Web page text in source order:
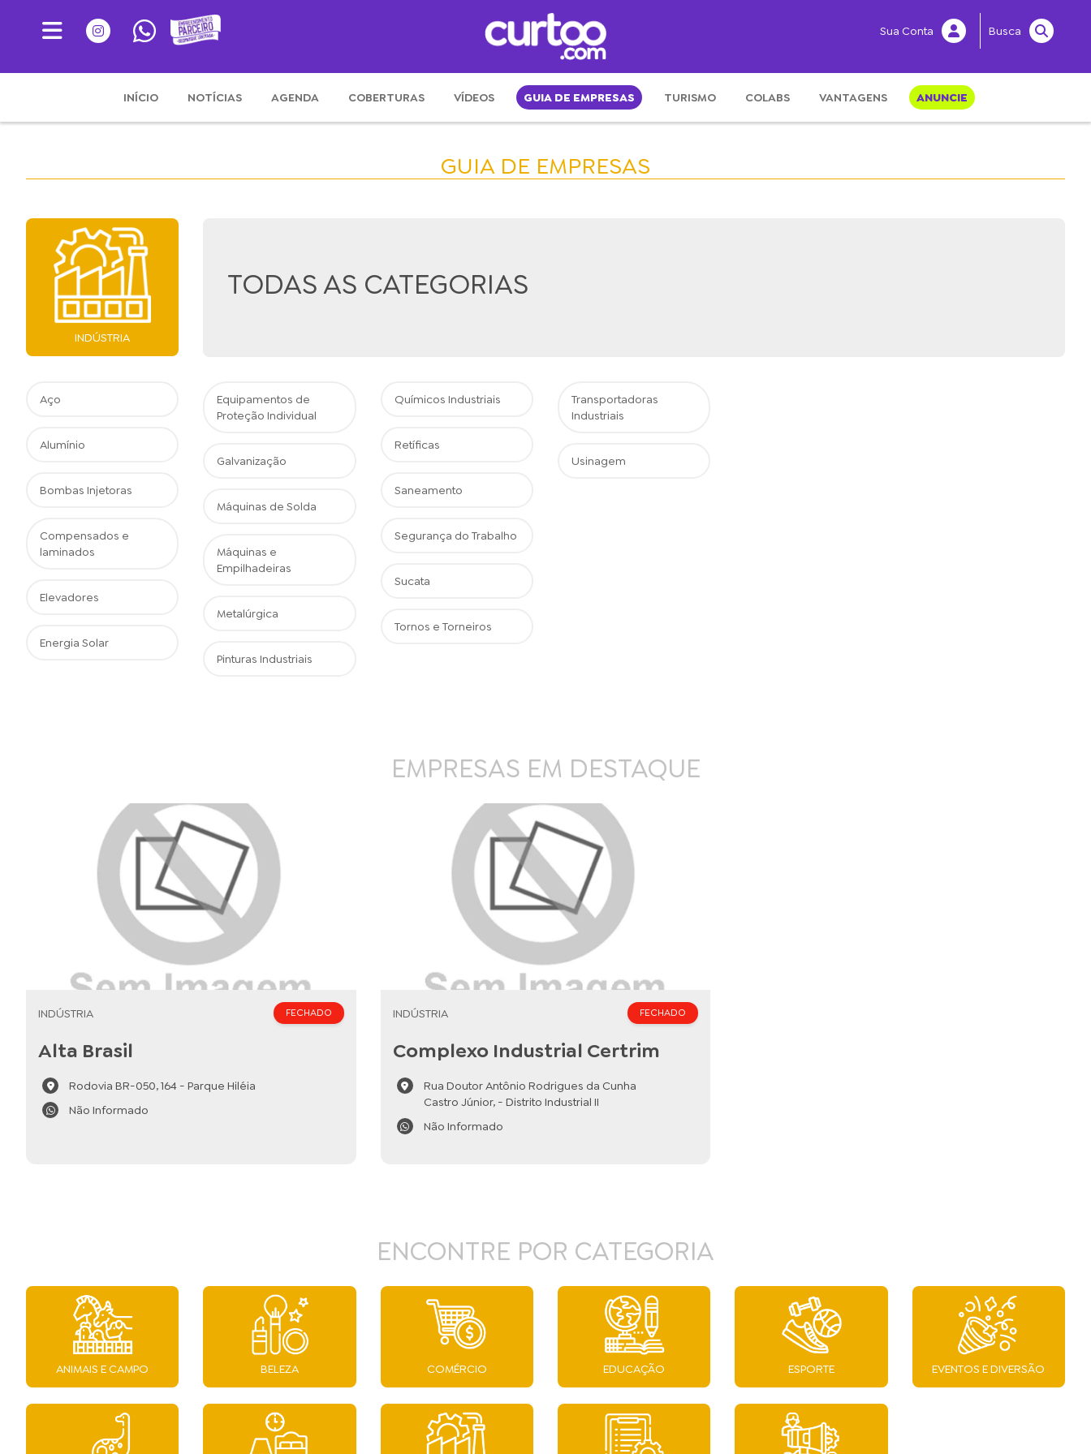
Busca
Sua Conta
INÍCIO NOTÍCIAS AGENDA COBERTURAS VÍDEOS GUIA DE EMPRESAS TURISMO COLABS VANTAGENS ANUNCIE
GUIA DE EMPRESAS
INDÚSTRIA
TODAS AS CATEGORIAS
Aço
Alumínio
Bombas Injetoras
Compensados e
laminados
Elevadores
Energia Solar
Equipamentos de
Proteção Individual
Galvanização
Máquinas de Solda
Máquinas e
Empilhadeiras
Metalúrgica
Pinturas Industriais
Químicos Industriais
Retíficas
Saneamento
Segurança do Trabalho
Sucata
Tornos e Torneiros
Transportadoras
Industriais
Usinagem
EMPRESAS EM DESTAQUE
INDÚSTRIA FECHADO
Alta Brasil
Rodovia BR-050, 164 - Parque Hiléia
Não Informado
INDÚSTRIA FECHADO
Complexo Industrial Certrim
Rua Doutor Antônio Rodrigues da Cunha
Castro Júnior, - Distrito Industrial II
Não Informado
ENCONTRE POR CATEGORIA
ANIMAIS E CAMPO BELEZA COMÉRCIO EDUCAÇÃO ESPORTE EVENTOS E DIVERSÃO